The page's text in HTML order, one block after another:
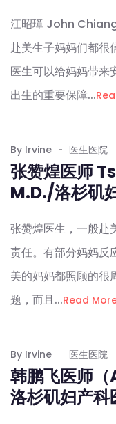
江昭璋 John
赴美生子妈妈们都很
医生可以给妈妈带来
出生的重要保障...
By Irvine 医生医院
张赞煌医师
M.D./洛杉矶
张赞煌医生，一般赴
责任。有部分妈妈反
美的妈妈都照顾的很
题，而且...Read
By Irvine 医生医院
韩鹏飞医师
洛杉矶妇产科